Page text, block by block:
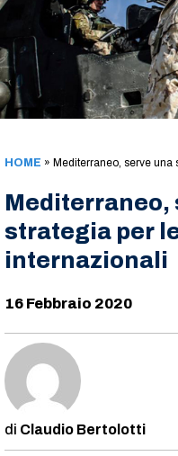
HOME » Mediterraneo, serve
Mediterraneo,
strategia per
internazionali
16 Febbraio 2020
Claudio Bertolotti